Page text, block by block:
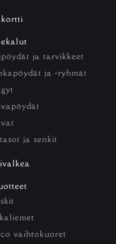
ja tarvikkeet
ja -ryhmät
ja senkit
vaihtokuoret